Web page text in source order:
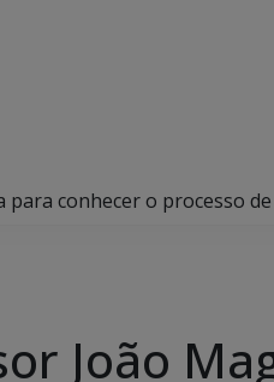
para conhecer o processo
João